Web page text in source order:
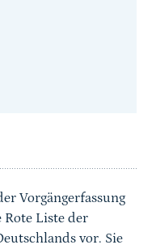
Vorgängerfassung
Rote Liste der
vor. Sie